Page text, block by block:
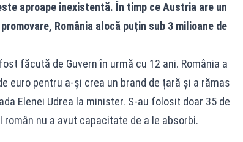
aproape inexistentă. În timp ce Austria are un
România alocă puțin sub 3 milioane de
făcută de Guvern în urmă cu 12 ani. România a
euro pentru a-și crea un brand de țară și a rămas
Elenei Udrea la minister. S-au folosit doar 35 de
nu a avut capacitate de a le absorbi.